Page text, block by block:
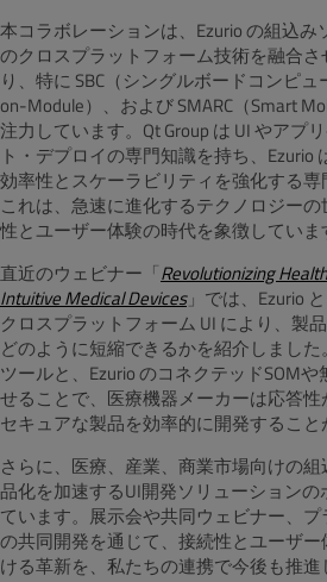
本コラボレーションは、Ezurio の組込み
のクロスプラットフォーム技術を融合
り、特に SBC（シングルボードコンピ
on-Module）、および SMARC（Smart
注力しています。Qt Group は UI やアプ
ト・デプロイの専門知識を持ち、Ezurio
効率性とスケーラビリティを強化する専
これは、急速に進化するテクノロジー
性とユーザー体験の時代を象徴していま
直近のウェビナー「Revolutionizing
Intuitive Medical Devices」では、Ezurio
クロスプラットフォーム UI により、製
どのように短縮できるかを紹介しました
ツールと、Ezurio のコネクテッドSOM
せることで、医療機器メーカーは応答
セキュアな製品を効率的に開発すること
さらに、医療、産業、商業市場向けの
品化を加速するUI開発ソリューション
ています。展示会や共同ウェビナー、
の共同開発を通じて、接続性とユーザ
ける革新を、私たちの連携で今後も推進